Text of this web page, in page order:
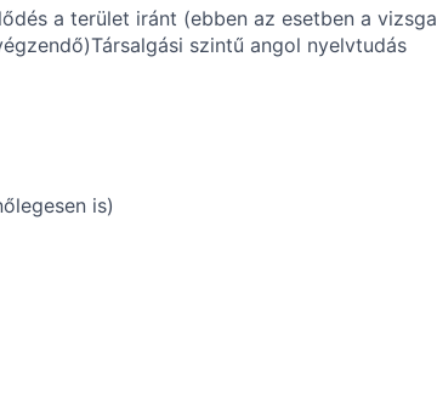
a terület iránt (ebben az esetben a vizsga
szintű angol nyelvtudás
is)